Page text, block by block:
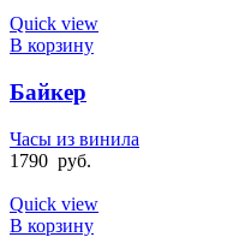
Quick view
В корзину
Байкер
Часы из винила
1790 руб.
Quick view
В корзину